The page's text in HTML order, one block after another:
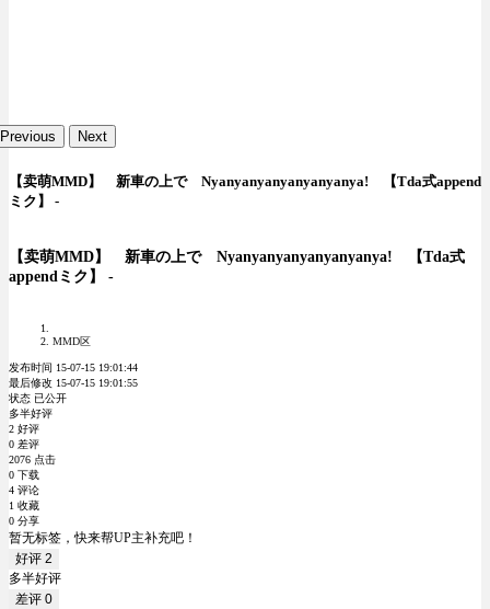
Previous Next
【卖萌MMD】 新車の上で Nyanyanyanyanyanyanya! 【Tda式append
ミク】 -
【卖萌MMD】 新車の上で Nyanyanyanyanyanyanya! 【Tda式
appendミク】 -
MMD区
发布时间 15-07-15 19:01:44
最后修改 15-07-15 19:01:55
状态 已公开
多半好评
2 好评
0 差评
2076 点击
0 下载
4 评论
1 收藏
0 分享
暂无标签，快来帮UP主补充吧！
好评 2
多半好评
差评 0